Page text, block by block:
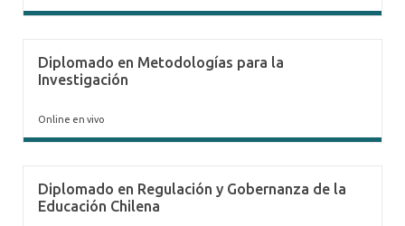
Diplomado en Metodologías para la
Investigación
Online en vivo
Diplomado en Regulación y Gobernanza de la
Educación Chilena